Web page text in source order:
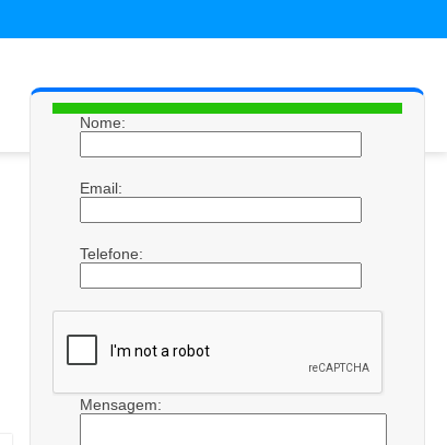
Nome:
Email:
Telefone:
Mensagem: